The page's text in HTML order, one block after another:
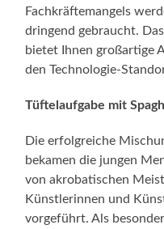
Fachkräftemangels
dringend gebraucht.
bietet Ihnen großartige
den Technologie-
Tüftelaufgabe mit
Die erfolgreiche
bekamen die jungen
von akrobatischen
Künstlerinnen und
vorgeführt. Als